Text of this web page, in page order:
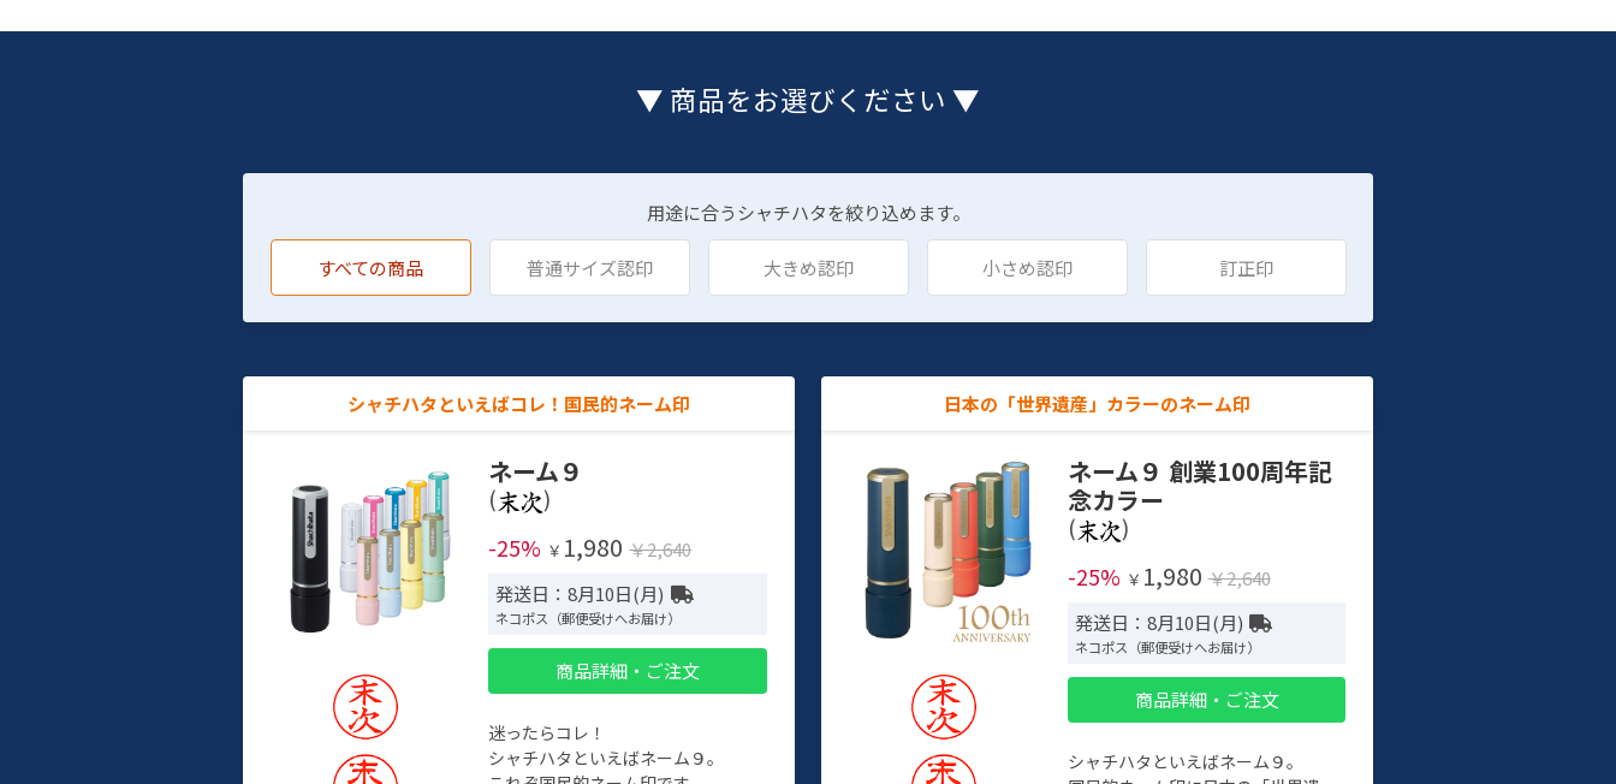
▼ 商品をお選びください ▼
用途に合うシャチハタを絞り込めます。
すべての商品 普通サイズ認印 大きめ認印 小さめ認印 訂正印
シャチハタといえばコレ！国民的ネーム印
ネーム９
(
)
-25% ￥ 1,980 ￥2,640
発送日：8月10日(月)
ネコポス（郵便受けへお届け）
商品詳細・ご注文
迷ったらコレ！
シャチハタといえばネーム９。
日本の「世界遺産」カラーのネーム印
ネーム９ 創業100周年記
念カラー
(
)
-25% ￥ 1,980 ￥2,640
発送日：8月10日(月)
ネコポス（郵便受けへお届け）
商品詳細・ご注文
シャチハタといえばネーム９。